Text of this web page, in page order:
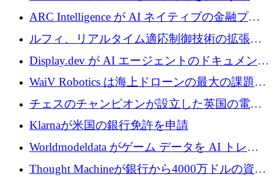
めに5,500万ドルを確保
ARC Intelligence が AI ネイティブの金融プラ
ットフォームを拡大するために 400 万ユーロ
ルフィ、リアルタイム適応制御技術の拡張に
810万ポンドを確保
Display.dev が AI エージェントのドキュメント
コラボレーションを強化するために 47 万ユー
WaiV Robotics は海上ドローンの最大の課題の
1 つをどのように解決しているか
チェスのチャンピオンが設立した英国の電池
材料スタートアップ TaiSan が 465 万ポンドを
Klarnaが米国の銀行免許を申請
Worldmodeldata がゲーム データを AI トレー
ニングに変えるために 700 万ポンドを獲得
Thought Machineが銀行から4000万ドルの資金